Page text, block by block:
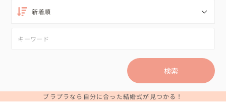
検索
ブラプラなら自分に合った結婚式が見つかる！